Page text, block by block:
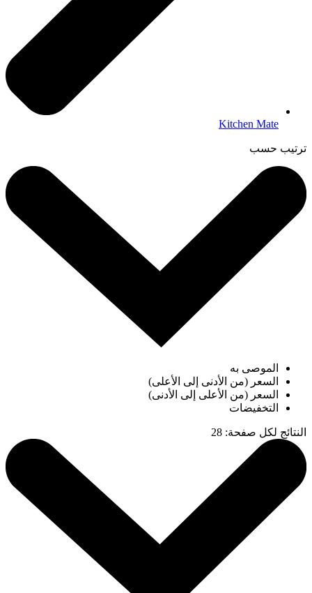
Kitchen Mate
ترتيب حسب
الموصى به
السعر (من الأدنى إلى الأعلى)
السعر (من الأعلى إلى الأدنى)
التخفيضات
النتائج لكل صفحة:
28